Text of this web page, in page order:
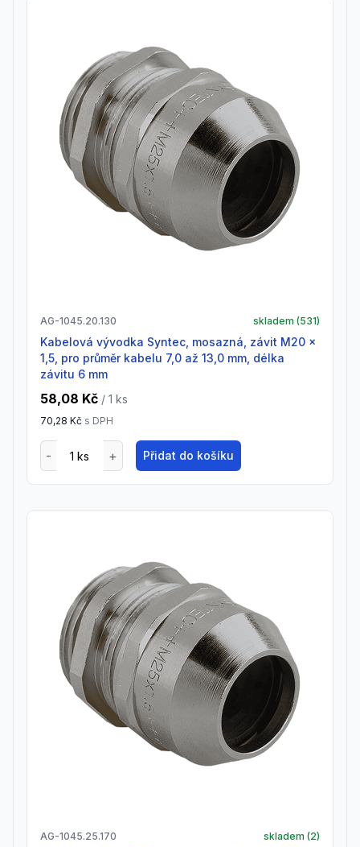
AG-1045.20.130 skladem (531)
Kabelová vývodka Syntec, mosazná, závit M20 x
1,5, pro průměr kabelu 7,0 až 13,0 mm, délka
závitu 6 mm
58,08 Kč / 1 ks
70,28 Kč s DPH
Přidat do košíku
AG-1045.25.170 skladem (2)